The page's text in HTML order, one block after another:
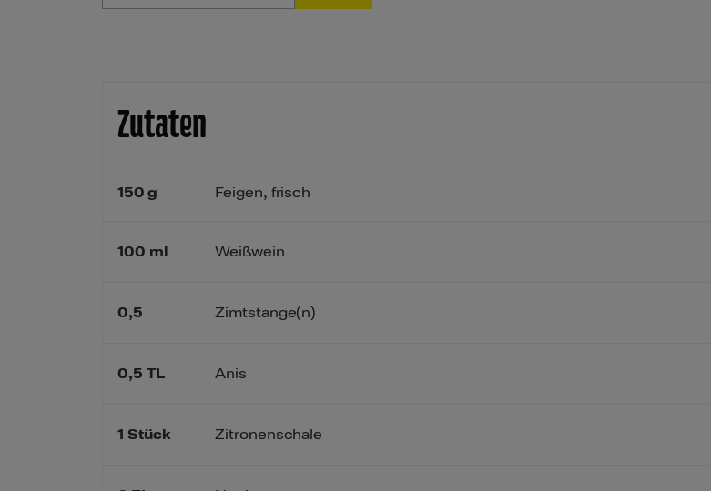
Zutaten
150 g
100 ml
0,5
0,5 TL
1 Stück
Feigen, frisch
Weißwein
Zimtstange(n)
Anis
Zitronenschale